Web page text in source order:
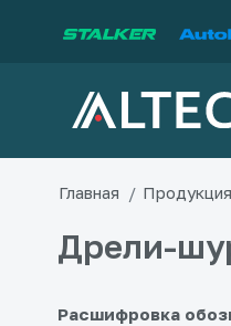
Главная Продукция
Дрели-
Расшифровка